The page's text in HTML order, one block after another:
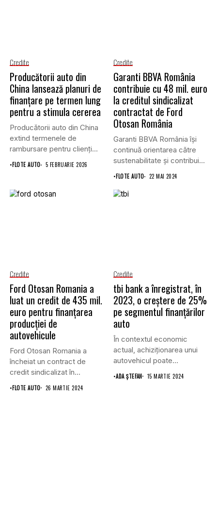
Credite
Producătorii auto din
China lansează planuri de
finanțare pe termen lung
pentru a stimula cererea
Producătorii auto din China
extind termenele de
rambursare pentru clienți
până la...
•FLOTE AUTO 5 FEBRUARIE 2026
Credite
Garanti BBVA România
contribuie cu 48 mil. euro
la creditul sindicalizat
contractat de Ford
Otosan România
Garanti BBVA România îşi
continuă orientarea către
sustenabilitate şi contribuie
cu 48...
•FLOTE AUTO 22 MAI 2024
Credite
Ford Otosan Romania a
luat un credit de 435 mil.
euro pentru finanţarea
producției de
autovehicule
Ford Otosan Romania a
încheiat un contract de
credit sindicalizat în
valoare...
•FLOTE AUTO 26 MARTIE 2024
Credite
tbi bank a înregistrat, în
2023, o creștere de 25%
pe segmentul finanțărilor
auto
În contextul economic
actual, achiziționarea unui
autovehicul poate
reprezenta o investiție
considerabilă...
•ADA ȘTEFAN 15 MARTIE 2024